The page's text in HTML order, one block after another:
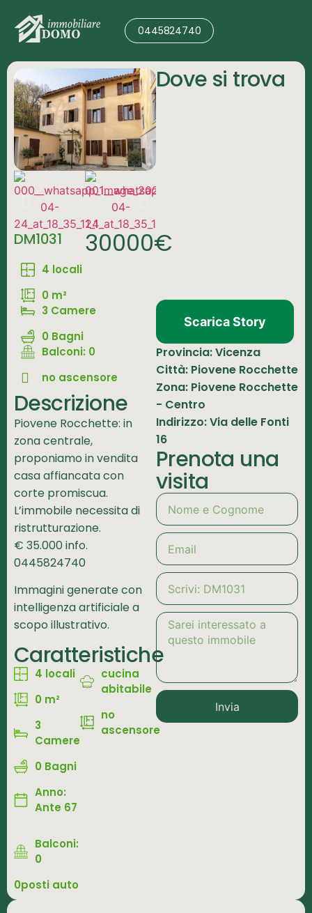
0445824740
DM1031 30000€
4 locali
0 m²
3 Camere
0 Bagni
Balconi: 0
no ascensore
Descrizione
Piovene Rocchette: in
zona centrale,
proponiamo in vendita
casa affiancata con
corte promiscua.
L’immobile necessita di
ristrutturazione.
€ 35.000 info.
0445824740
Immagini generate con
intelligenza artificiale a
scopo illustrativo.
Caratteristiche
4 locali
0 m²
3
Camere
0 Bagni
Anno:
Ante 67
Balconi:
0
0posti auto
cucina
abitabile
no
ascensore
Dove si trova
Scarica Story
Provincia: Vicenza
Città: Piovene Rocchette
Zona: Piovene Rocchette
- Centro
Indirizzo: Via delle Fonti
16
Prenota una
visita
Invia